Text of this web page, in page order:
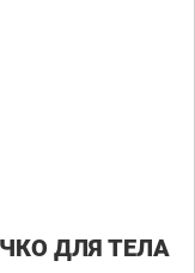
ДЛЯ ТЕЛА